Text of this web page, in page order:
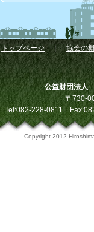
トップページ｜ 協会の
公益財団法
〒730-
Tel:082-228-0811
Copyright 2012